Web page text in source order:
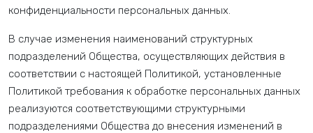
конфиденциальности персональных данных.
В случае изменения наименований структурных
подразделений Общества, осуществляющих действия в
соответствии с настоящей Политикой, установленные
Политикой требования к обработке персональных данных
реализуются соответствующими структурными
подразделениями Общества до внесения изменений в